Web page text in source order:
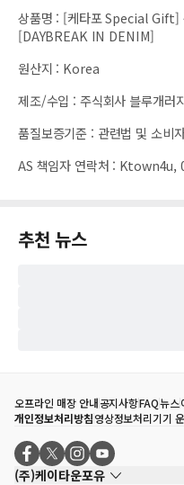
상품명 : [케타포 Special Gift]
[DAYBREAK IN DENIM]
원산지 : Korea
제조/수입 : 주식회사 블루개러
품질보증기준 : 관련법 및 소비
AS 책임자 연락처 : Ktown4u,
추천 뉴스
오프라인 매장 안내공지사항FAQ뉴스
개인정보처리방침영상정보처리기기
(주)케이타운포유